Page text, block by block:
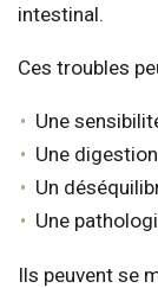
intestinal.
Ces troubles
Une
Une
Un
Une
Ils peuvent se